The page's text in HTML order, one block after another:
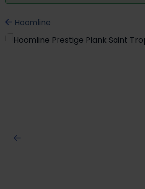
Hoomline
Afbeeldingengalerij overslaan